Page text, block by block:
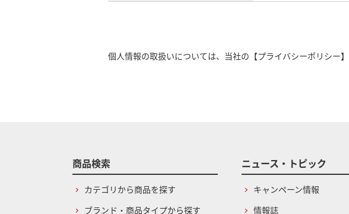
個人情報の取扱いについては、当社の 【プライバシーポリシー】
商品検索
カテゴリから商品を探す
ブランド・商品タイプから探す
ニュース・トピック
キャンペーン情報
情報誌